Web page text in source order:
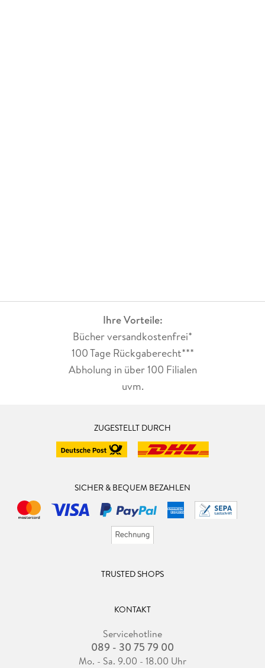
Ihre Vorteile:
Bücher versandkostenfrei*
100 Tage Rückgaberecht***
Abholung in über 100 Filialen
uvm.
ZUGESTELLT DURCH
SICHER & BEQUEM BEZAHLEN
TRUSTED SHOPS
KONTAKT
Servicehotline
089 - 30 75 79 00
Mo. - Sa. 9.00 - 18.00 Uhr